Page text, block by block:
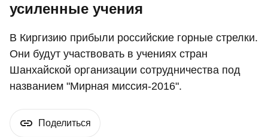
усиленные учения
В Киргизию прибыли российские горные стрелки.
Они будут участвовать в учениях стран
Шанхайской организации сотрудничества под
названием "Мирная миссия-2016".
Поделиться